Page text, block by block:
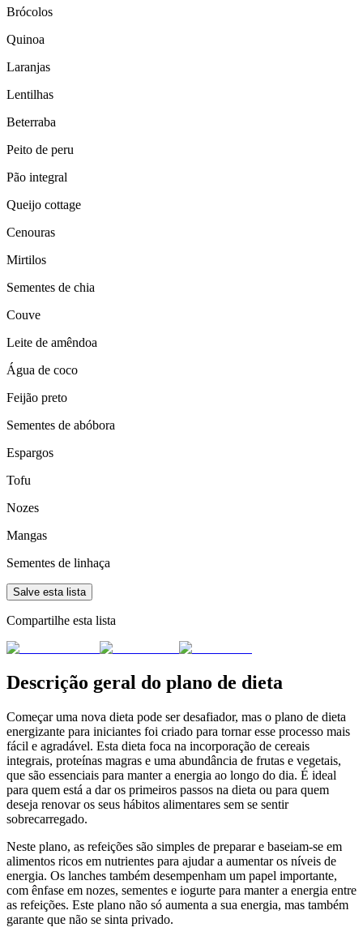
Brócolos
Quinoa
Laranjas
Lentilhas
Beterraba
Peito de peru
Pão integral
Queijo cottage
Cenouras
Mirtilos
Sementes de chia
Couve
Leite de amêndoa
Água de coco
Feijão preto
Sementes de abóbora
Espargos
Tofu
Nozes
Mangas
Sementes de linhaça
Salve esta lista
Compartilhe esta lista
Descrição geral do plano de dieta
Começar uma nova dieta pode ser desafiador, mas o plano de dieta
energizante para iniciantes foi criado para tornar esse processo mais
fácil e agradável. Esta dieta foca na incorporação de cereais
integrais, proteínas magras e uma abundância de frutas e vegetais,
que são essenciais para manter a energia ao longo do dia. É ideal
para quem está a dar os primeiros passos na dieta ou para quem
deseja renovar os seus hábitos alimentares sem se sentir
sobrecarregado.
Neste plano, as refeições são simples de preparar e baseiam-se em
alimentos ricos em nutrientes para ajudar a aumentar os níveis de
energia. Os lanches também desempenham um papel importante,
com ênfase em nozes, sementes e iogurte para manter a energia entre
as refeições. Este plano não só aumenta a sua energia, mas também
garante que não se sinta privado.